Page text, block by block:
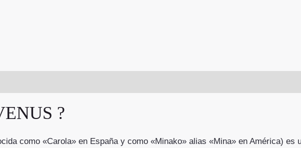
?
como «Carola» en España y como «Minako» alias «Mina» en América) es